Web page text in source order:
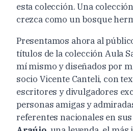
esta colección. Una
crezca como un bosque
Presentamos ahora al
títulos de la colección Aula
mí mismo y diseñados por
socio Vicente Canteli, con
escritores y divulgadores
personas amigas y
referentes nacionales en